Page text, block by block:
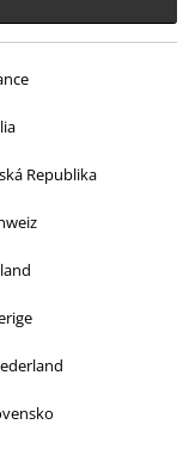
Republika